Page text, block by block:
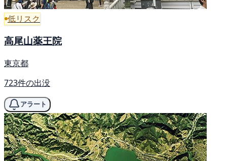
低リスク
高尾山薬王院
東京都
723件の出没
アラート